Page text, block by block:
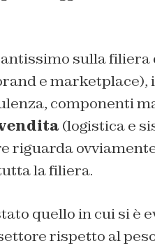
sulla filiera
e marketplace), i
componenti
(logistica e
riguarda
la filiera.
quello in cui si è
rispetto al